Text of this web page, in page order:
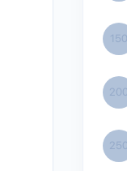
150
200
250